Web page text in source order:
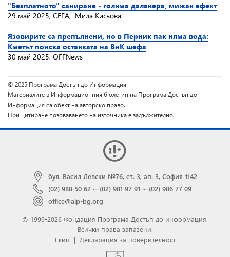
"Безплатното" саниране - голяма далавера, мижав ефект
29 май 2025, СЕГА, Мила Кисьова
Язовирите са препълнени, но в Перник пак няма вода:
Кметът поиска оставката на ВиК шефа
30 май 2025, OFFNews
© 2025 Програма Достъп до Информация
Материалите в Информационния бюлетин на Програма Достъп до
Информация са обект на авторско право.
При цитиране позоваването на източника е задължително.
бул. Васил Левски №76, ет. 3, ап. 3, София 1142
(02) 988 50 62 ··· (02) 981 97 91 ··· (02) 986 77 09
office@aip-bg.org
© 1999-2026 Фондация Програма Достъп до информация.
Всички права запазени.
Екип | Декларация за поверителност